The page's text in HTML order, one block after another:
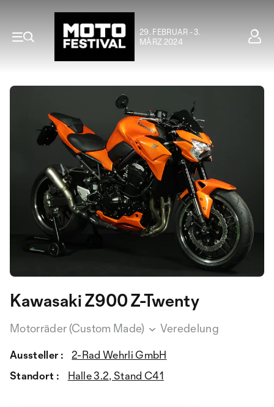
29. FEBRUAR - 3.
MÄRZ 2024
Kawasaki Z900 Z-Twenty
Motorräder (Custom Made) Veredelung
Aussteller :
2-Rad Wehrli GmbH
Standort :
Halle 3.2, Stand C41